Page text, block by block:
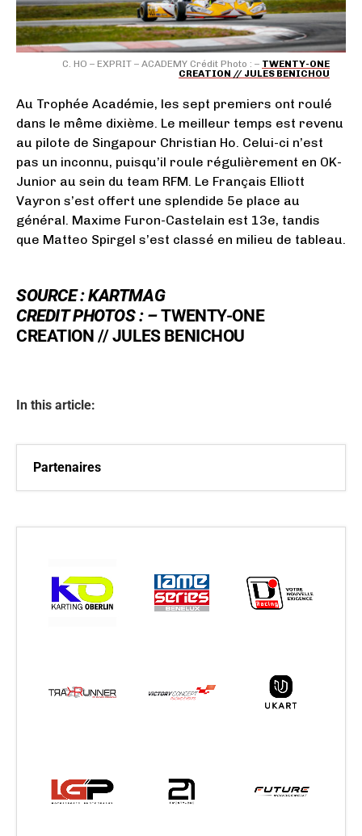
C. HO – EXPRIT – ACADEMY Crédit Photo : – TWENTY-ONE
CREATION // JULES BENICHOU
Au Trophée Académie, les sept premiers ont roulé
dans le même dixième. Le meilleur temps est revenu
au pilote de Singapour Christian Ho. Celui-ci n’est
pas un inconnu, puisqu’il roule régulièrement en OK-
Junior au sein du team RFM. Le Français Elliott
Vayron s’est offert une splendide 5e place au
général. Maxime Furon-Castelain est 13e, tandis
que Matteo Spirgel s’est classé en milieu de tableau.
SOURCE :KARTMAG
CREDIT PHOTOS : –TWENTY-ONE
CREATION // JULES BENICHOU
In this article:
Partenaires